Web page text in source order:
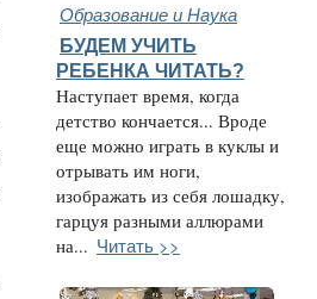
Образование и Наука
БУДЕМ УЧИТЬ
РЕБЕНКА ЧИТАТЬ?
Наступает время, когда
детство кончается... Вроде
еще можно играть в куклы и
отрывать им ноги,
изображать из себя лошадку,
гарцуя разными аллюрами
на... Читать >>